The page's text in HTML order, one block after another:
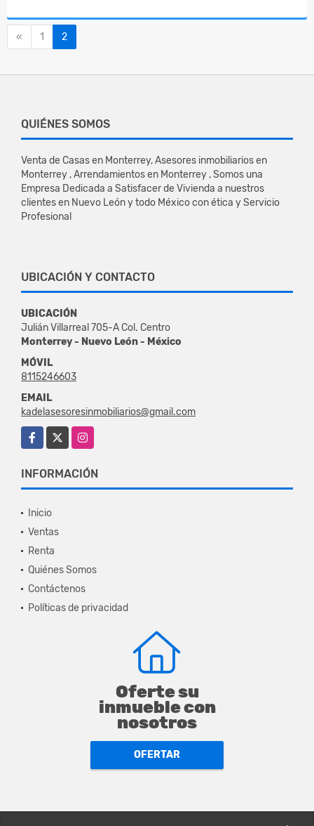
« Anterior
1 2
QUIÉNES SOMOS
Venta de Casas en Monterrey, Asesores inmobiliarios en
Monterrey , Arrendamientos en Monterrey , Somos una
Empresa Dedicada a Satisfacer de Vivienda a nuestros
clientes en Nuevo León y todo México con ética y Servicio
Profesional
UBICACIÓN Y CONTACTO
UBICACIÓN
Julián Villarreal 705-A Col. Centro
Monterrey - Nuevo León - México
MÓVIL
8115246603
EMAIL
kadelasesoresinmobiliarios@gmail.com
Facebook
Instagram
INFORMACIÓN
Inicio
Ventas
Renta
Quiénes Somos
Contáctenos
Políticas de privacidad
Oferte su
inmueble con
nosotros
OFERTAR